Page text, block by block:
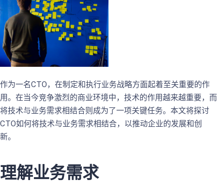
作为一名CTO，在制定和执行业务战略方面起着至关重要的作
用。在当今竞争激烈的商业环境中，技术的作用越来越重要，而
将技术与业务需求相结合则成为了一项关键任务。本文将探讨
CTO如何将技术与业务需求相结合，以推动企业的发展和创
新。
理解业务需求